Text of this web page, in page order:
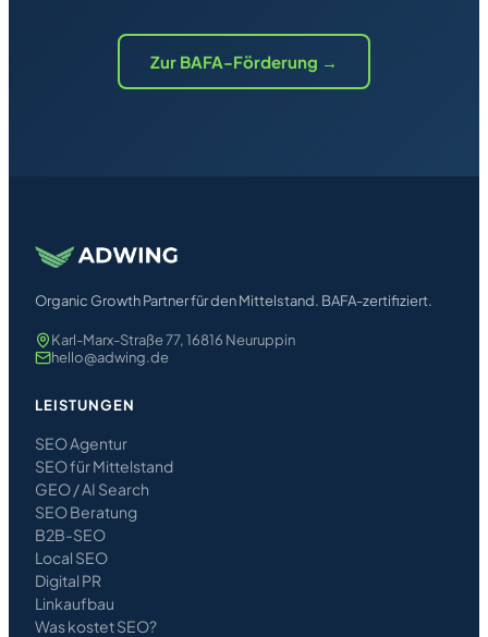
Zur BAFA-Förderung →
Organic Growth Partner für den Mittelstand. BAFA-zertifiziert.
Karl-Marx-Straße 77, 16816 Neuruppin
hello@adwing.de
LEISTUNGEN
SEO Agentur
SEO für Mittelstand
GEO / AI Search
SEO Beratung
B2B-SEO
Local SEO
Digital PR
Linkaufbau
Was kostet SEO?